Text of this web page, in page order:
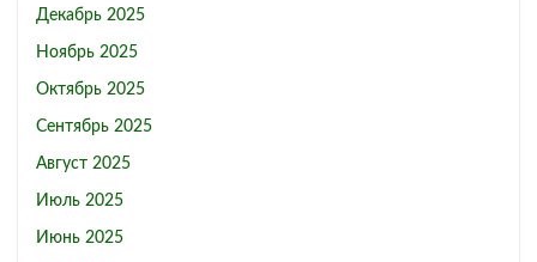
Декабрь 2025
Ноябрь 2025
Октябрь 2025
Сентябрь 2025
Август 2025
Июль 2025
Июнь 2025